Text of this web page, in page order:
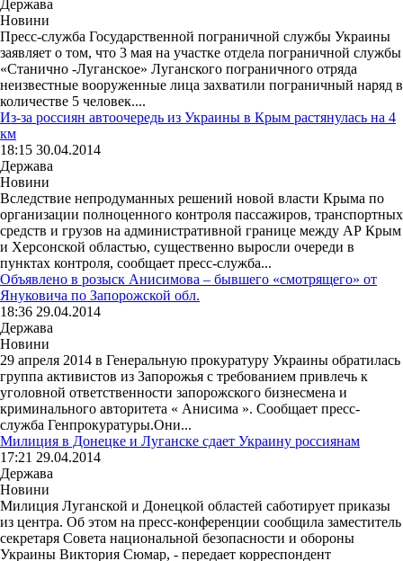
Держава
Новини
Пресс-служба Государственной пограничной службы Украины
заявляет о том, что 3 мая на участке отдела пограничной службы
«Станично -Луганское» Луганского пограничного отряда
неизвестные вооруженные лица захватили пограничный наряд в
количестве 5 человек....
Из-за россиян автоочередь из Украины в Крым растянулась на 4
км
18:15 30.04.2014
Держава
Новини
Вследствие непродуманных решений новой власти Крыма по
организации полноценного контроля пассажиров, транспортных
средств и грузов на административной границе между АР Крым
и Херсонской областью, существенно выросли очереди в
пунктах контроля, сообщает пресс-служба...
Объявлено в розыск Анисимова – бывшего «смотрящего» от
Януковича по Запорожской обл.
18:36 29.04.2014
Держава
Новини
29 апреля 2014 в Генеральную прокуратуру Украины обратилась
группа активистов из Запорожья с требованием привлечь к
уголовной ответственности запорожского бизнесмена и
криминального авторитета « Анисима ». Сообщает пресс-
служба Генпрокуратуры.Они...
Милиция в Донецке и Луганске сдает Украину россиянам
17:21 29.04.2014
Держава
Новини
Милиция Луганской и Донецкой областей саботирует приказы
из центра. Об этом на пресс-конференции сообщила заместитель
секретаря Совета национальной безопасности и обороны
Украины Виктория Сюмар, - передает корреспондент